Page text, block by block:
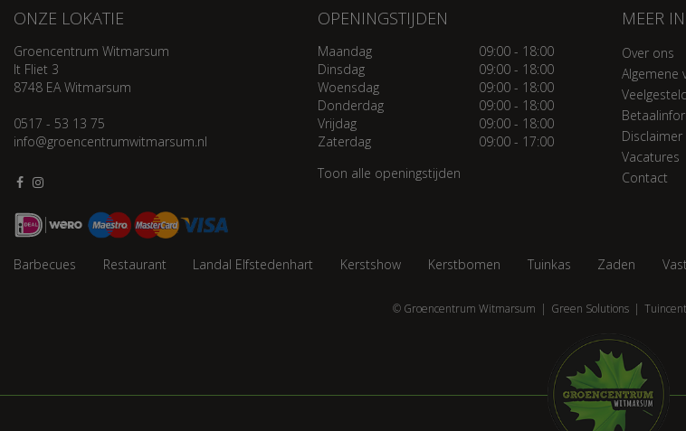
ONZE LOKATIE
Groencentrum Witmarsum
It Fliet 3
8748 EA Witmarsum
0517 - 53 13 75
info@groencentrumwitmarsum.nl
OPENINGSTIJDEN
Maandag
09:00 - 18:00
Dinsdag
09:00 - 18:00
Woensdag
09:00 - 18:00
Donderdag
09:00 - 18:00
Vrijdag
09:00 - 18:00
Zaterdag
09:00 - 17:00
Toon alle openingstijden
MEER
Over ons
Algemene
Disclaimer
Vacatures
Contact
Barbecues Restaurant Landal Elfstedenhart Kerstshow Kerstbomen Tuinkas Zaden
© Groencentrum Witmarsum Green Solutions